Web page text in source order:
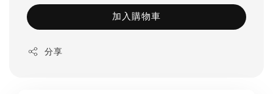
加入購物車
分享